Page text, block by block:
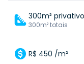
300m²
300m² totais
R$ 450 /m²